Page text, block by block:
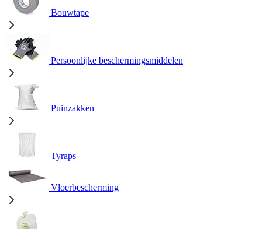
Bouwtape
Persoonlijke beschermingsmiddelen
Puinzakken
Tyraps
Vloerbescherming